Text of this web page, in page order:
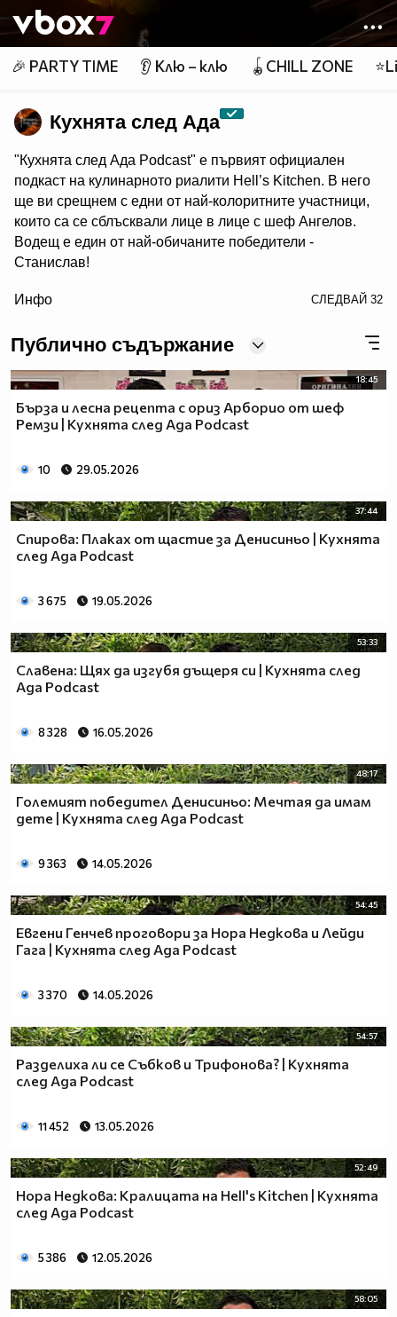
👾
🎉 PARTY TIME 👂 Клю – клю 🪀CHILL ZONE
Кухнята след Ада
"Кухнята след Ада Podcast" e първият официален
подкаст на кулинарното риалити Hell’s Kitchen. В него
ще ви срещнем с едни от най-колоритните участници,
които са се сблъсквали лице в лице с шеф Ангелов.
Водещ е един от най-обичаните победители -
Станислав!
Vbox7 и YouTube!
Инфо СЛЕДВАЙ 32
Публично съдържание
18:45
Бърза и лесна рецепта с ориз Арборио от шеф
Ремзи | Кухнята след Ада Podcast
10 29.05.2026
37:44
Спирова: Плаках от щастие за Денисиньо | Кухнята
след Ада Podcast
3 675 19.05.2026
53:33
Славена: Щях да изгубя дъщеря си | Кухнята след
Ада Podcast
8 328 16.05.2026
48:17
Големият победител Денисиньо: Мечтая да имам
дете | Кухнята след Ада Podcast
9 363 14.05.2026
54:45
Евгени Генчев проговори за Нора Недкова и Лейди
Гага | Кухнята след Ада Podcast
3 370 14.05.2026
54:57
Разделиха ли се Събков и Трифонова? | Кухнята
след Ада Podcast
11 452 13.05.2026
52:49
Нора Недкова: Кралицата на Hell's Kitchen | Кухнята
след Ада Podcast
5 386 12.05.2026
58:05